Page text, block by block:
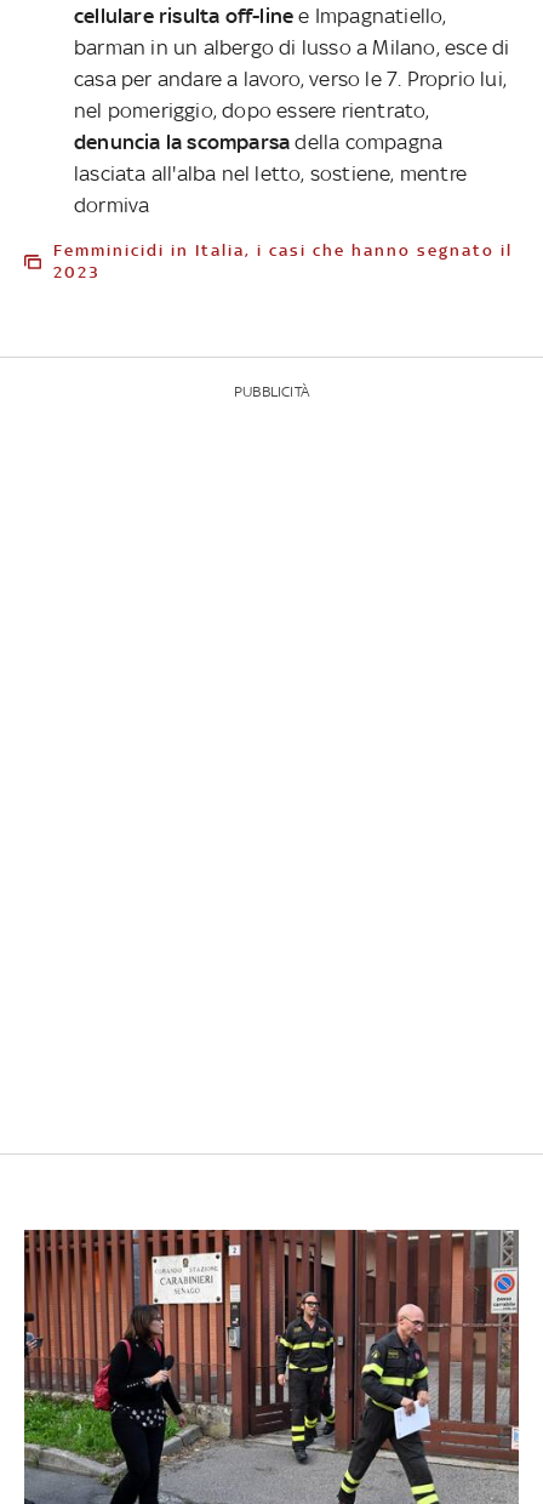
cellulare risulta off-line e Impagnatiello,
barman in un albergo di lusso a Milano, esce di
casa per andare a lavoro, verso le 7. Proprio lui,
nel pomeriggio, dopo essere rientrato,
denuncia la scomparsadella compagna
lasciata all'alba nel letto, sostiene, mentre
dormiva
Femminicidi in Italia, i casi che hanno segnato il
2023
PUBBLICITÀ